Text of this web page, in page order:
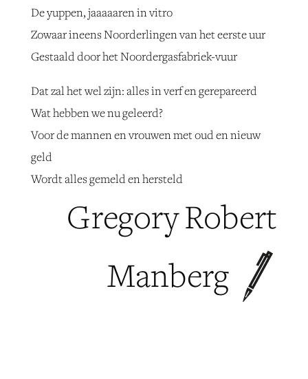
De yuppen, jaaaaaren in vitro
Zowaar ineens Noorderlingen van het eerste uur
Gestaald door het Noordergasfabriek-vuur
Dat zal het wel zijn: alles in verf en gerepareerd
Wat hebben we nu geleerd?
Voor de mannen en vrouwen met oud en nieuw
geld
Wordt alles gemeld en hersteld
Gregory Robert
Manberg